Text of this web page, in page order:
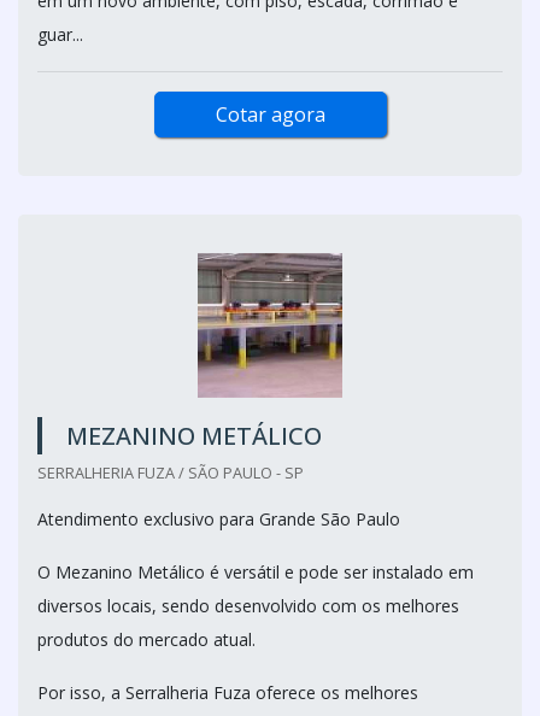
guar...
Cotar agora
MEZANINO METÁLICO
SERRALHERIA FUZA / SÃO PAULO - SP
Atendimento exclusivo para Grande São Paulo
O Mezanino Metálico é versátil e pode ser instalado em
diversos locais, sendo desenvolvido com os melhores
produtos do mercado atual.
Por isso, a Serralheria Fuza oferece os melhores